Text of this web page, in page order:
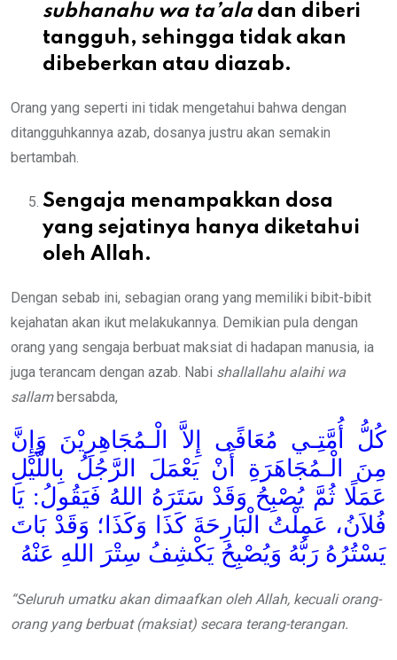
subhanahu wa ta’aladan diberi
tangguh, sehingga tidak akan
dibeberkan atau diazab.
Orang yang seperti ini tidak mengetahui bahwa dengan
ditangguhkannya azab, dosanya justru akan semakin
bertambah.
Sengaja menampakkan dosa
yang sejatinya hanya diketahui
oleh Allah.
Dengan sebab ini, sebagian orang yang memiliki bibit-bibit
kejahatan akan ikut melakukannya. Demikian pula dengan
orang yang sengaja berbuat maksiat di hadapan manusia, ia
juga terancam dengan azab. Nabi shallallahu alaihi wa
sallambersabda,
كُلُّ أُمَّتِـي مُعَافًى إِلاَّ الْـمُجَاهِرِيْنَ وَإِنَّ
مِنَ الْـمُجَاهَرَةِ أَنْ يَعْمَلَ الرَّجُلُ بِاللَّيْلِ
عَمَلًا ثُمَّ يُصْبِحُ وَقَدْ سَتَرَهُ اللهُ فَيَقُولُ: يَا
فُلاَنُ، عَمِلْتُ الْبَارِحَةَ كَذَا وَكَذَا؛ وَقَدْ بَاتَ
يَسْتُرُهُ رَبُّهُ وَيُصْبِحُ يَكْشِفُ سِتْرَ اللهِ عَنْهُ
“Seluruhumatku akan dimaafkan oleh Allah, kecuali orang-
orangyang berbuat (maksiat) secara terang-terangan.